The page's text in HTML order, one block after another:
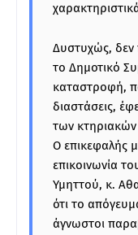
Δυστυχώς, δεν
το Δημοτικό
καταστροφή,
διαστάσεις,
των
Ο επικεφαλής
επικοινωνία
Υμηττού, κ.
ότι το
άγνωστοι